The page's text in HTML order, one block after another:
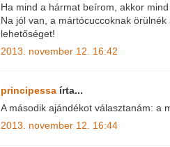
Ha mind a hármat beírom, akkor
Na jól van, a mártócuccoknak
lehetőséget!
2013. november 12. 16:42
principessa írta...
A második ajándékot választanám: a
2013. november 12. 16:44